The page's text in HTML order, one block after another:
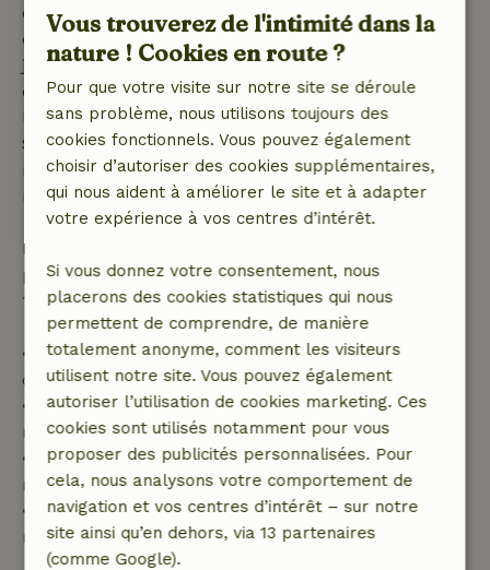
confirmation de ta réservation, à condition que la
demande de réservation ait été effectuée plus de 28
jours avant la date de début. Pour les réservations
dont la date de début est dans les 28 jours,
l'annulation gratuite s'applique dans les 24 heures.
Si tu annules dans le délai indiqué, tu as droit à un
remboursement intégral du montant de la
réservation.
Passé ce délai, tu recevras un remboursement
partiel du coût du séjour et un remboursement à
100 % de l'acompte :
• Jusqu'à 42 jours avant l'arrivée : remboursement
de 70 %
• Entre 42 et 28 jours avant l'arrivée :
remboursement de 40 %
• De 28 jours avant l'arrivée jusqu'au jour même :
remboursement de 10 %
• Le jour de l'arrivée ou après : aucun
remboursement
Vous trouverez de l'intimité dans la
nature ! Cookies en route ?
Pour que votre visite sur notre site se déroule
sans problème, nous utilisons toujours des
cookies fonctionnels. Vous pouvez également
choisir d’autoriser des cookies supplémentaires,
qui nous aident à améliorer le site et à adapter
votre expérience à vos centres d’intérêt.
Si vous donnez votre consentement, nous
placerons des cookies statistiques qui nous
permettent de comprendre, de manière
totalement anonyme, comment les visiteurs
utilisent notre site. Vous pouvez également
autoriser l’utilisation de cookies marketing. Ces
cookies sont utilisés notamment pour vous
proposer des publicités personnalisées. Pour
cela, nous analysons votre comportement de
navigation et vos centres d’intérêt – sur notre
site ainsi qu’en dehors, via 13 partenaires
(comme Google).